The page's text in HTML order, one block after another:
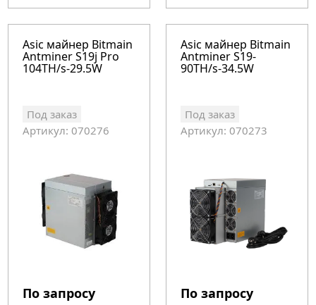
Asic майнер Bitmain
Antminer S19j Pro
104TH/s-29.5W
Под заказ
Артикул: 070276
По запросу
Asic майнер Bitmain
Antminer S19-
90TH/s-34.5W
Под заказ
Артикул: 070273
По запросу